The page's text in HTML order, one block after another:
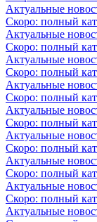
Актуальные
Скоро: полный
Актуальные
Скоро: полный
Актуальные
Скоро: полный
Актуальные
Скоро: полный
Актуальные
Скоро: полный
Актуальные
Скоро: полный
Актуальные
Скоро: полный
Актуальные
Скоро: полный
Актуальные